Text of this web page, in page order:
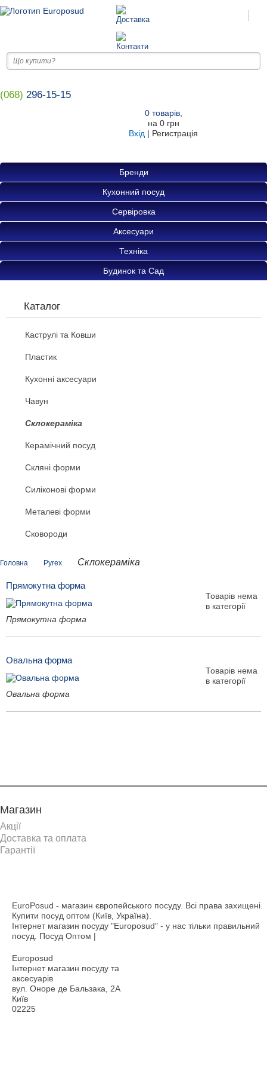
(068) 296-15-15
0товарів,
на 0 грн
Вхід | Регистрація
Бренди
Кухонний посуд
Сервіровка
Аксесуари
Техніка
Будинок та Сад
Каталог
Каструлі та Ковши
Пластик
Кухонні аксесуари
Чавун
Склокераміка
Керамічний посуд
Скляні форми
Силіконові форми
Металеві форми
Сковороди
Головна Pyrex Склокераміка
Прямокутна форма
Прямокутна форма
Товарів нема
в категорії
Овальна форма
Овальна форма
Товарів нема
в категорії
Магазин
Акції
Доставка та оплата
Гарантії
EuroPosud - магазин європейського посуду. Всі права захищені.
Купити посуд оптом (Київ, Україна).
Інтернет магазин посуду "Europosud" - у нас тільки правильний
посуд. Посуд Оптом |
Europosud
Інтернет магазин посуду та
аксесуарів
вул. Оноре де Бальзака, 2А
Київ
02225